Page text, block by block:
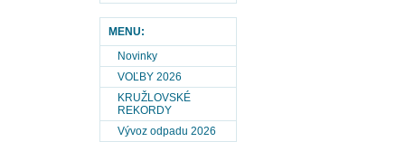
MENU:
Novinky
VOĽBY 2026
KRUŽLOVSKÉ
REKORDY
Vývoz odpadu 2026